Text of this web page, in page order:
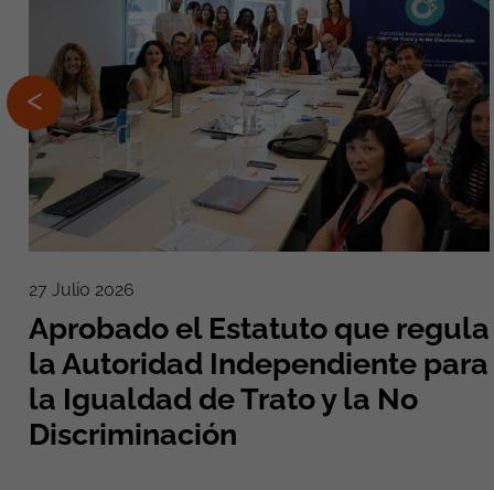
27 Julio 2026
Aprobado el Estatuto que regula
la Autoridad Independiente para
la Igualdad de Trato y la No
Discriminación